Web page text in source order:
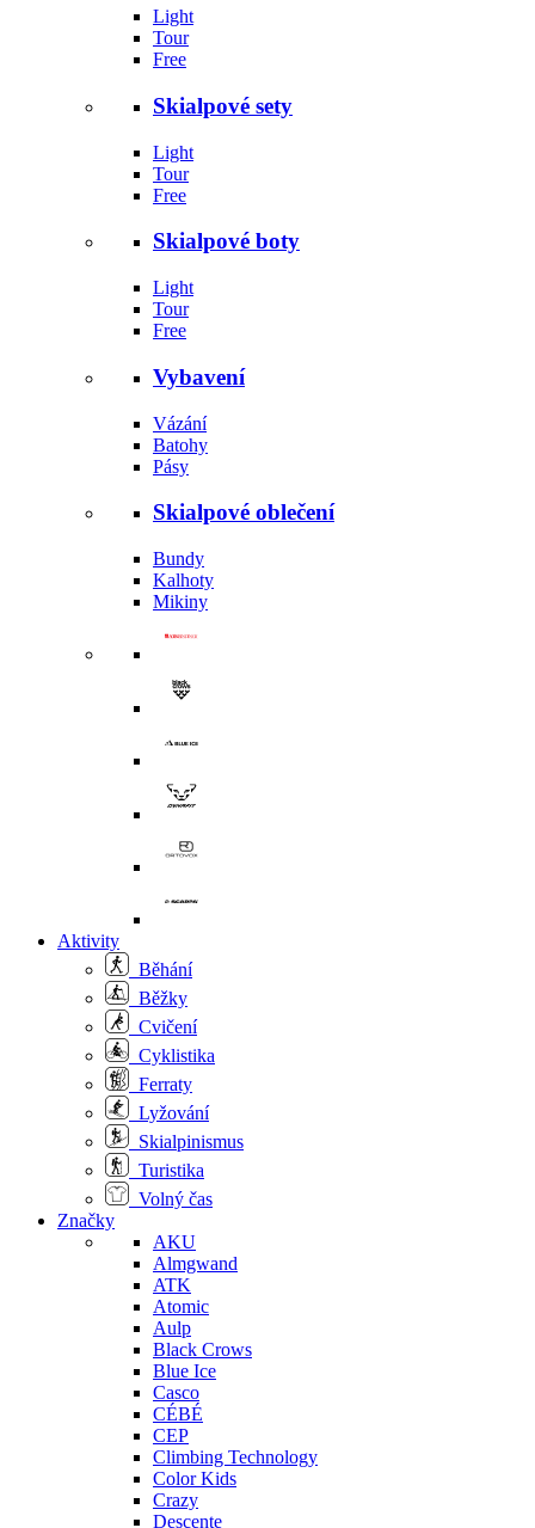
Light
Tour
Free
Skialpové sety
Light
Tour
Free
Skialpové boty
Light
Tour
Free
Vybavení
Vázání
Batohy
Pásy
Skialpové oblečení
Bundy
Kalhoty
Mikiny
Aktivity
Běhání
Běžky
Cvičení
Cyklistika
Ferraty
Lyžování
Skialpinismus
Turistika
Volný čas
Značky
AKU
Almgwand
ATK
Atomic
Aulp
Black Crows
Blue Ice
Casco
CÉBÉ
CEP
Climbing Technology
Color Kids
Crazy
Descente